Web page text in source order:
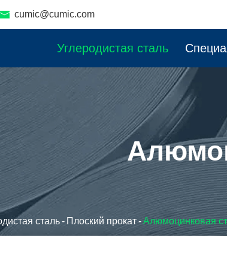
 cumic@cumic.com
Углеродистая сталь
сталь Плоский прокат Алюмоцинковая